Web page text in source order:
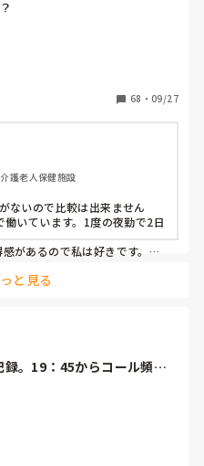
68 ・ 09/27
護老人保健施設
ないので比較は出来ません
いています。1度の夜勤で2日
があるので私は好きです。
仮眠ができるのでなんとかや
と見る
。19：45からコール頻
外し始まる。21時ズボン脱